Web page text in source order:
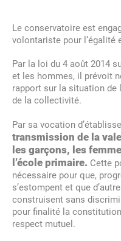
Organigramme
Soutenir le
Les Mécènes
Offres d'emploi
Infos pratiques
Équipe et
Modalités
CPDN – Danse
CPES – Danse
Culture
Tenues Danse
1er cycle – Musique
2ème cycle –
CPES – Musique
Pratiques
Licence aménagée
Musiques actuelles
Culture et création
Musique de
Ensembles et
Modules/Ateliers
Cycle découverte
Licence aménagée
Je suis déjà élève
Plannings des cours
Mon compte / Mes
La Médiathèque
Actions culturelles
Le conservatoire est
volontariste pour l’égalité
Par la loi du 4 août 2014
et les hommes, il prévoit
rapport sur la situation de
de la collectivité.
Par sa vocation
transmission de la
les garçons, les
l’école primaire. Cette
nécessaire pour que,
s’estompent et que
construisent sans
pour finalité la constitution
respect mutuel.